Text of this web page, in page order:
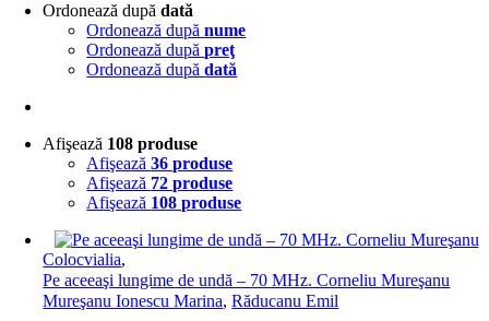
Ordonează dupădată
Ordonează dupănume
Ordonează dupăpreţ
Ordonează dupădată
Afişează 108 produse
Afişează36 produse
Afişează 72 produse
Afişează 108 produse
Colocvialia,
Pe aceeaşi lungime de undă – 70 MHz. Corneliu Mureşanu
Mureşanu Ionescu Marina,Răducanu Emil